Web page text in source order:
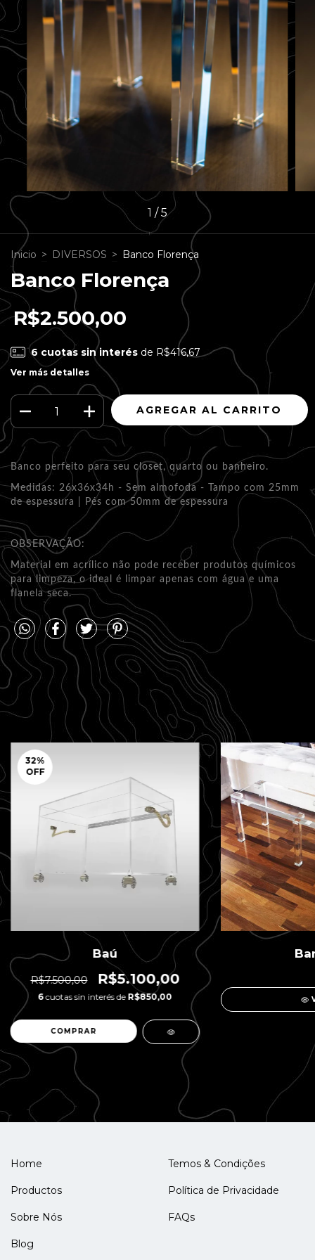
1 /5
Inicio > DIVERSOS > Banco Florença
Banco Florença
R$2.500,00
6 cuotas sin interésde R$416,67
Ver más detalles
Banco perfeito para seu closet, quarto ou banheiro.
Medidas: 26x36x34h - Sem almofoda - Tampo com 25mm
de espessura | Pés com 50mm de espessura
OBSERVAÇÃO:
Material em acrílico não pode receber produtos químicos
para limpeza, o ideal é limpar apenas com água e uma
flanela seca.
32%
OFF
Baú
R$7.500,00 R$5.100,00
6cuotas sin interés de R$850,00
Home
Productos
Sobre Nós
Blog
Temos & Condições
Política de Privacidade
FAQs